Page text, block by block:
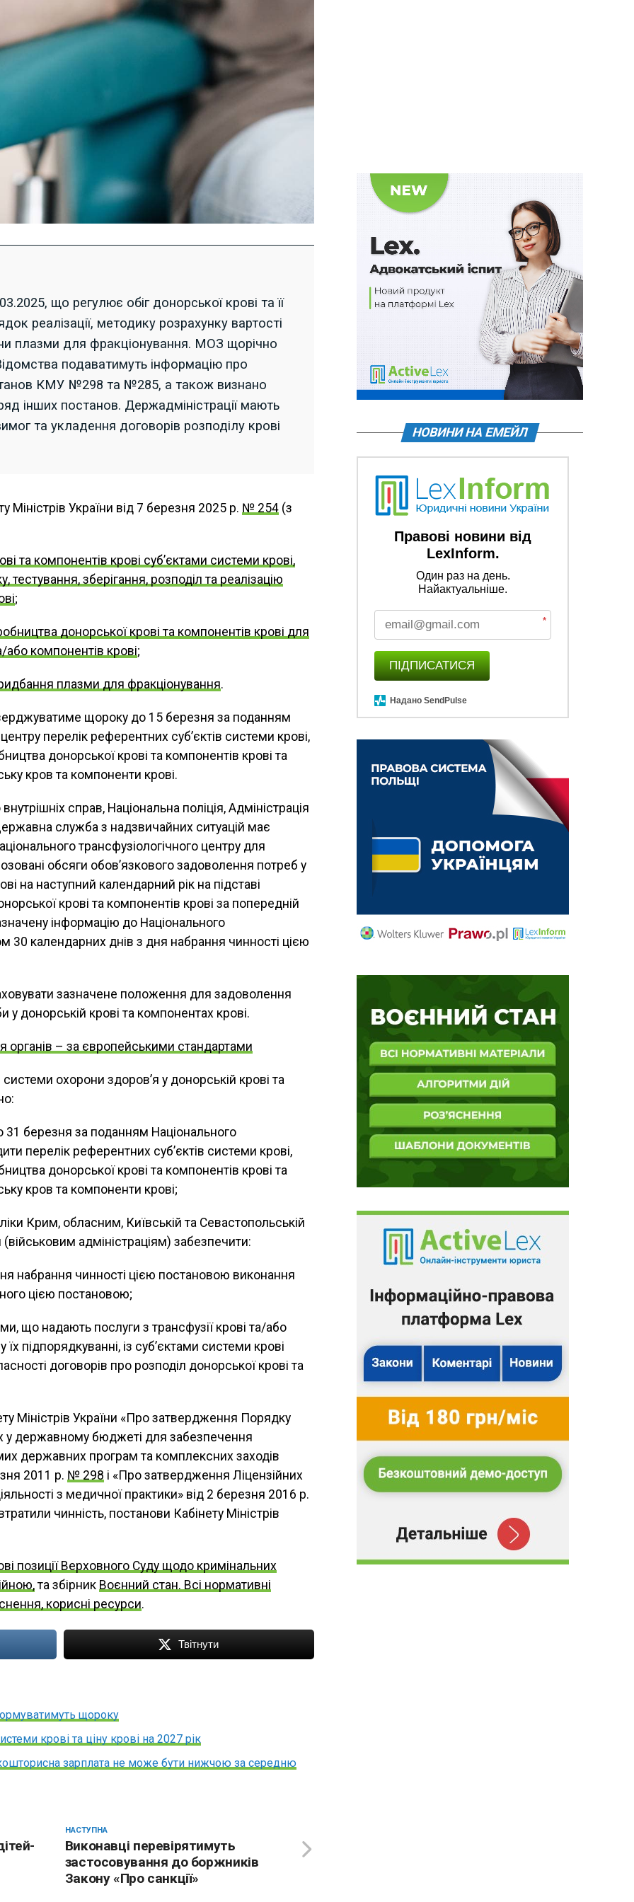
що регулює обіг донорської крові та її
реалізації, методику розрахунку вартості
плазми для фракціонування. МОЗ щорічно
подаватимуть інформацію про
КМУ №298 та №285, а також визнано
інших постанов. Держадміністрації мають
та укладення договорів розподілу крові
Міністрів України від 7 березня 2025 р. № 254 (з
та компонентів крові суб’єктами системи крові,
зберігання, розподіл та реалізацію
;
донорської крові та компонентів крові для
або компонентів крові;
плазми для фракціонування.
щороку до 15 березня за поданням
перелік референтних суб’єктів системи крові,
донорської крові та компонентів крові та
кров та компоненти крові.
справ, Національна поліція, Адміністрація
служба з надзвичайних ситуацій має
трансфузіологічного центру для
обсяги обов’язкового задоволення потреб у
на наступний календарний рік на підставі
крові та компонентів крові за попередній
інформацію до Національного
30 календарних днів з дня набрання чинності цією
зазначене положення для задоволення
донорській крові та компонентах крові.
органів – за європейськими стандартами
охорони здоров’я у донорській крові та
31 березня за поданням Національного
перелік референтних суб’єктів системи крові,
донорської крові та компонентів крові та
кров та компоненти крові;
Крим, обласним, Київській та Севастопольській
адміністраціям) забезпечити:
набрання чинності цією постановою виконання
цією постановою;
що надають послуги з трансфузії крові та/або
підпорядкуванні, із суб’єктами системи крові
договорів про розподіл донорської крові та
Міністрів України «Про затвердження Порядку
у державному бюджеті для забезпечення
державних програм та комплексних заходів
2011 р. № 298 і «Про затвердження Ліцензійних
з медичної практики» від 2 березня 2016 р.
чинність, постанови Кабінету Міністрів
позиції Верховного Суду щодо кримінальних
та збірник Воєнний стан. Всі нормативні
корисні ресурси.
Твітнути
щороку
крові та ціну крові на 2027 рік
зарплата не може бути нижчою за середню
НАСТУПНА
Виконавці перевірятимуть
застосовування до боржників
Закону «Про санкції»
НОВИНИ НА ЕМЕЙЛ
Правові новини від
LexInform.
Один раз на день.
Найактуальніше.
*
ПІДПИСАТИСЯ
Надано SendPulse